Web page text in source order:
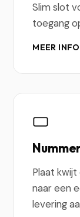
Slim slot
toegang
MEER INFO
Plaat
naar een
levering